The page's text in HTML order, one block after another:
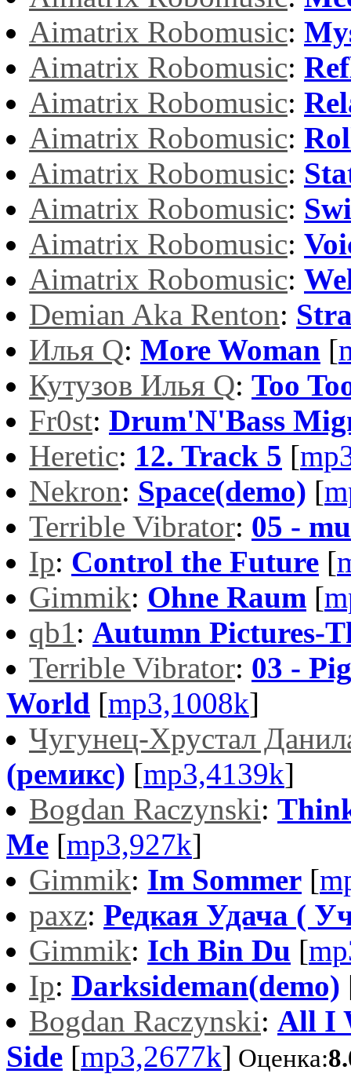
Aimatrix Robomusic:
Aimatrix Robomusic:
Aimatrix Robomusic:
Aimatrix Robomusic:
Aimatrix Robomusic:
Aimatrix Robomusic:
Aimatrix Robomusic:
Aimatrix Robomusic:
Demian Aka Renton:
Илья Q: More Woman [
Кутузов Илья Q: Too
Fr0st: Drum'N'Bass
Heretic: 12. Track 5 [
Nekron: Space(demo) [
Terrible Vibrator: 05 -
Ip: Control the Future [
Gimmik: Ohne Raum [
qb1: Autumn Pictures-
Terrible Vibrator: 03 -
World [mp3,1008k]
Чугунец-Хрустал
(ремикс) [mp3,4139k]
Bogdan Raczynski:
Me [mp3,927k]
Gimmik: Im Sommer [
paxz: Редкая Удача (
Gimmik: Ich Bin Du [
Ip: Darksideman(demo)
Bogdan Raczynski: All I
Side [mp3,2677k] Оценка: